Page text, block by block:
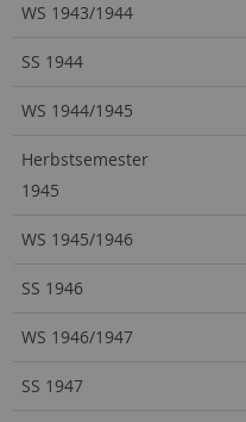
WS 1943/1944
SS 1944
WS 1944/1945
Herbstsemester
1945
WS 1945/1946
SS 1946
WS 1946/1947
SS 1947